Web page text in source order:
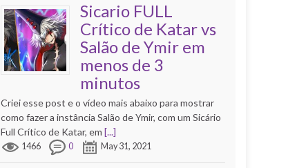
Sicario FULL
Crítico de Katar vs
Salão de Ymir em
menos de 3
minutos
Criei esse post e o vídeo mais abaixo para mostrar
como fazer a instância Salão de Ymir, com um Sicário
Full Crítico de Katar, em [...]
1466 0 May 31, 2021